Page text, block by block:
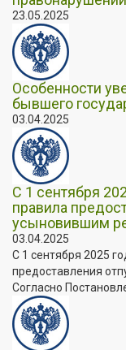
23.05.2025
Особенности
бывшего
03.04.2025
С 1 сентября
правила
усыновившим
03.04.2025
С 1 сентября 2025
предоставления
Согласно